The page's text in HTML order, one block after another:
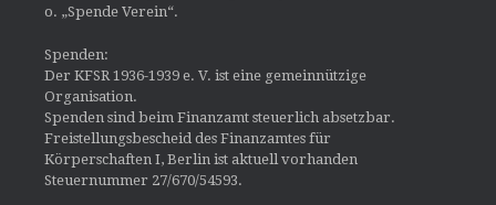
o. „Spende Verein“.
Spenden:
Der KFSR 1936-1939 e. V. ist eine gemeinnützige
Organisation.
Spenden sind beim Finanzamt steuerlich absetzbar.
Freistellungsbescheid des Finanzamtes für
Körperschaften I, Berlin ist aktuell vorhanden
Steuernummer 27/670/54593.